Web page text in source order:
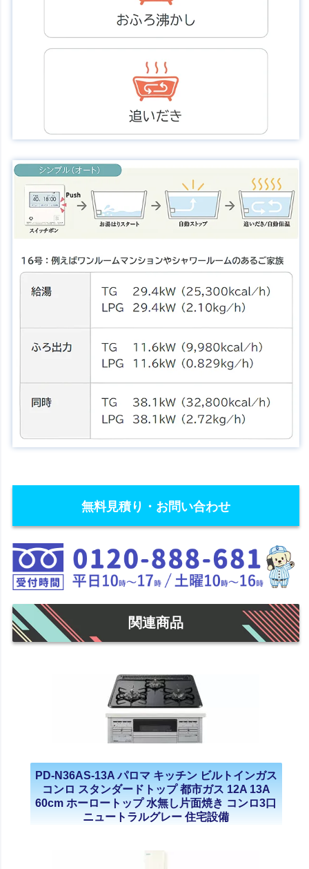
無料見積り・お問い合わせ
関連商品
PD-N36AS-13A パロマ キッチン ビルトインガス
コンロ スタンダードトップ 都市ガス 12A 13A
60cm ホーロートップ 水無し片面焼き コンロ3口
ニュートラルグレー 住宅設備